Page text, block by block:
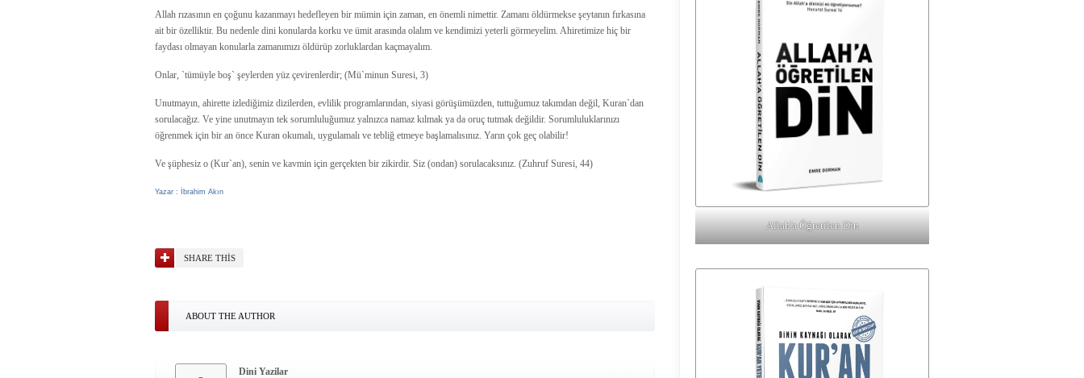
Allah rızasının en çoğunu kazanmayı hedefleyen bir mümin için zaman, en önemli nimettir. Zamanı öldürmekse şeytanın fırkasına
ait bir özelliktir. Bu nedenle dini konularda korku ve ümit arasında olalım ve kendimizi yeterli görmeyelim. Ahiretimize hiç bir
faydası olmayan konularla zamanımızı öldürüp zorluklardan kaçmayalım.
Onlar, `tümüyle boş` şeylerden yüz çevirenlerdir; (Mü`minun Suresi, 3)
Unutmayın, ahirette izlediğimiz dizilerden, evlilik programlarından, siyasi görüşümüzden, tuttuğumuz takımdan değil, Kuran`dan
sorulacağız. Ve yine unutmayın tek sorumluluğumuz yalnızca namaz kılmak ya da oruç tutmak değildir. Sorumluluklarınızı
öğrenmek için bir an önce Kuran okumalı, uygulamalı ve tebliğ etmeye başlamalısınız. Yarın çok geç olabilir!
Ve şüphesiz o (Kur`an), senin ve kavmin için gerçekten bir zikirdir. Siz (ondan) sorulacaksınız. (Zuhruf Suresi, 44)
Yazar : İbrahim Akın
SHARE THIS
ABOUT THE AUTHOR
Dini Yazilar
Allah'a Öğretilen Din